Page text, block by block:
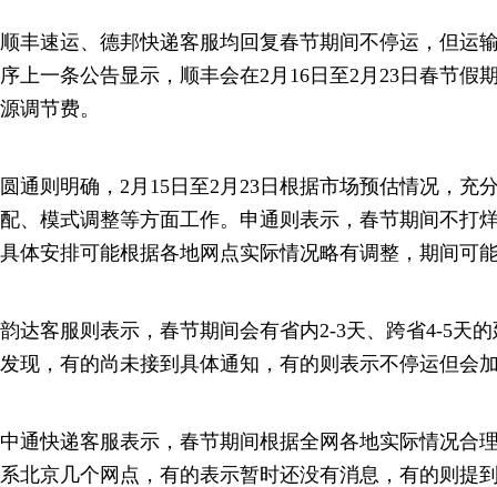
顺丰速运、德邦快递客服均回复春节期间不停运，但运
序上一条公告显示，顺丰会在2月16日至2月23日春节假
源调节费。
圆通则明确，2月15日至2月23日根据市场预估情况，充
配、模式调整等方面工作。申通则表示，春节期间不打
具体安排可能根据各地网点实际情况略有调整，期间可
韵达客服则表示，春节期间会有省内2-3天、跨省4-5天
发现，有的尚未接到具体通知，有的则表示不停运但会
中通快递客服表示，春节期间根据全网各地实际情况合
系北京几个网点，有的表示暂时还没有消息，有的则提